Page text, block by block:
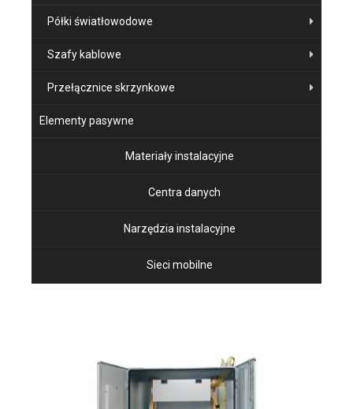
Półki światłowodowe
Szafy kablowe
Przełącznice skrzynkowe
Elementy pasywne
Materiały instalacyjne
Centra danych
Narzędzia instalacyjne
Sieci mobilne